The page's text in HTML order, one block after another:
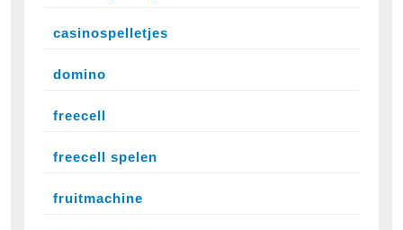
casinospelletjes
domino
freecell
freecell spelen
fruitmachine